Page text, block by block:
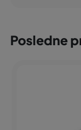
Posledne